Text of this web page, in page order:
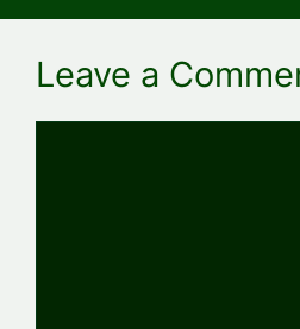
Leave a